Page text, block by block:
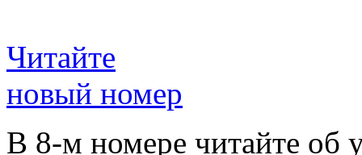
Читайте
новый номер
В 8-м номере читайте об